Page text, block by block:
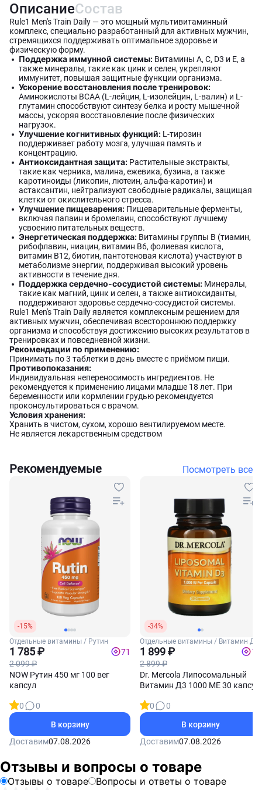
ОписаниеСостав
Rule1 Men's Train Daily — это мощный мультивитаминный
комплекс, специально разработанный для активных мужчин,
стремящихся поддерживать оптимальное здоровье и
физическую форму.
Поддержка иммунной системы: Витамины A, C, D3 и E, а
также минералы, такие как цинк и селен, укрепляют
иммунитет, повышая защитные функции организма.
Ускорение восстановления после тренировок:
Аминокислоты BCAA (L-лейцин, L-изолейцин, L-валин) и L-
глутамин способствуют синтезу белка и росту мышечной
массы, ускоряя восстановление после физических
нагрузок.
Улучшение когнитивных функций: L-тирозин
поддерживает работу мозга, улучшая память и
концентрацию.
Антиоксидантная защита: Растительные экстракты,
такие как черника, малина, ежевика, бузина, а также
каротиноиды (ликопин, лютеин, альфа-каротин) и
астаксантин, нейтрализуют свободные радикалы, защищая
клетки от окислительного стресса.
Улучшение пищеварения: Пищеварительные ферменты,
включая папаин и бромелаин, способствуют лучшему
усвоению питательных веществ.
Энергетическая поддержка: Витамины группы B (тиамин,
рибофлавин, ниацин, витамин B6, фолиевая кислота,
витамин B12, биотин, пантотеновая кислота) участвуют в
метаболизме энергии, поддерживая высокий уровень
активности в течение дня.
Поддержка сердечно-сосудистой системы: Минералы,
такие как магний, цинк и селен, а также антиоксиданты,
поддерживают здоровье сердечно-сосудистой системы.
Rule1 Men's Train Daily является комплексным решением для
активных мужчин, обеспечивая всестороннюю поддержку
организма и способствуя достижению высоких результатов в
тренировках и повседневной жизни.
Рекомендации по применению:
Принимать по 3 таблетки в день вместе с приёмом пищи.
Противопоказания:
Индивидуальная непереносимость ингредиентов. Не
рекомендуется к применению лицами младше 18 лет. При
беременности или кормлении грудью рекомендуется
проконсультироваться с врачом.
Условия хранения:
Хранить в чистом, сухом, хорошо вентилируемом месте.
Не является лекарственным средством
Рекомендуемые Посмотреть все
-15%
Отдельные витамины / Рутин
1 785 ₽
2 099 ₽
71
NOW Рутин 450 мг 100 вег
капсул
0
0
В корзину
Доставим07.08.2026
-34%
Отдельные витамины / Витамин Д3
1 899 ₽
2 899 ₽
19
Dr. Mercola Липосомальный
Витамин Д3 1000 МЕ 30 капсул
0
0
В корзину
Доставим07.08.2026
Отзывы и вопросы о товаре
Отзывы о товаре
Вопросы и ответы о товаре